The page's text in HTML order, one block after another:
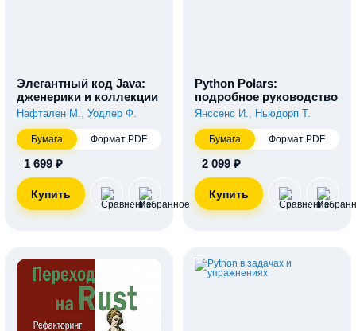
Элегантный код Java:
дженерики и коллекции
Нафтален М., Уодлер Ф.
Бумага Формат PDF
1 699 ₽
Python Polars:
подробное руководство
Янссенс Й., Ньюдорп Т.
Бумага Формат PDF
2 099 ₽